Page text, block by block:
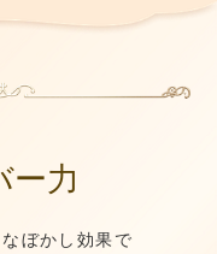
ー力
ぼかし効果で